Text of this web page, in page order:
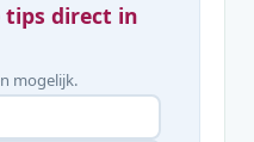
tips direct in
mogelijk.